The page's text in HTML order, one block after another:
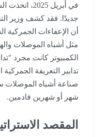
في أبريل 2025،
جديدًا. فقد كشف وزير
أن الإعفاءات الجمركية
مثل أشباه الموصلات
الكمبيوتر كانت مجرد
تدابير التعريفة الجمركية
صناعة أشباه الموصلات
شهر أو شهرين قادمين.
المقصد